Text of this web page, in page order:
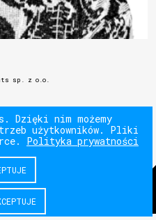
Dzięki nim możemy
użytkowników. Pliki
Polityka prywatności
sp. z o.o.